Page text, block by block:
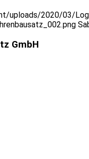
uploads/2020/03/
GmbH